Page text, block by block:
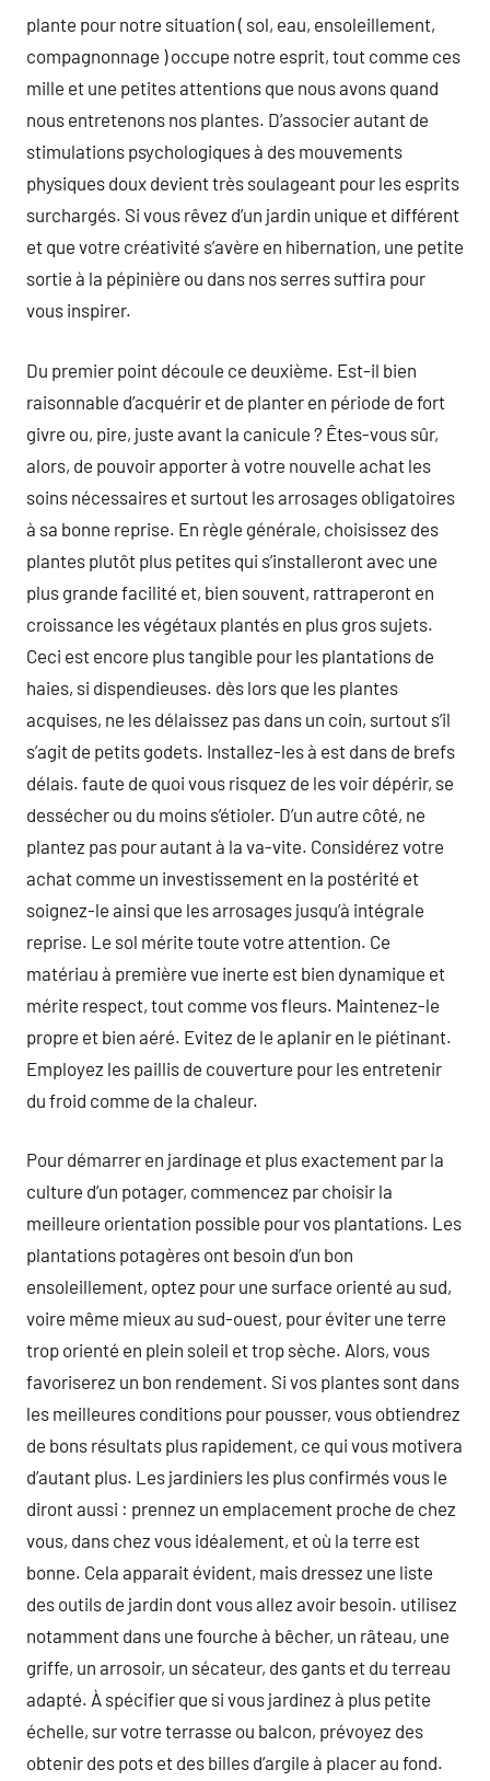
plante pour notre situation ( sol, eau, ensoleillement,
compagnonnage ) occupe notre esprit, tout comme ces
mille et une petites attentions que nous avons quand
nous entretenons nos plantes. D’associer autant de
stimulations psychologiques à des mouvements
physiques doux devient très soulageant pour les esprits
surchargés. Si vous rêvez d’un jardin unique et différent
et que votre créativité s’avère en hibernation, une petite
sortie à la pépinière ou dans nos serres suffira pour
vous inspirer.
Du premier point découle ce deuxième. Est-il bien
raisonnable d’acquérir et de planter en période de fort
givre ou, pire, juste avant la canicule ? Êtes-vous sûr,
alors, de pouvoir apporter à votre nouvelle achat les
soins nécessaires et surtout les arrosages obligatoires
à sa bonne reprise. En règle générale, choisissez des
plantes plutôt plus petites qui s’installeront avec une
plus grande facilité et, bien souvent, rattraperont en
croissance les végétaux plantés en plus gros sujets.
Ceci est encore plus tangible pour les plantations de
haies, si dispendieuses. dès lors que les plantes
acquises, ne les délaissez pas dans un coin, surtout s’il
s’agit de petits godets. Installez-les à est dans de brefs
délais. faute de quoi vous risquez de les voir dépérir, se
dessécher ou du moins s’étioler. D’un autre côté, ne
plantez pas pour autant à la va-vite. Considérez votre
achat comme un investissement en la postérité et
soignez-le ainsi que les arrosages jusqu’à intégrale
reprise. Le sol mérite toute votre attention. Ce
matériau à première vue inerte est bien dynamique et
mérite respect, tout comme vos fleurs. Maintenez-le
propre et bien aéré. Evitez de le aplanir en le piétinant.
Employez les paillis de couverture pour les entretenir
du froid comme de la chaleur.
Pour démarrer en jardinage et plus exactement par la
culture d’un potager, commencez par choisir la
meilleure orientation possible pour vos plantations. Les
plantations potagères ont besoin d’un bon
ensoleillement, optez pour une surface orienté au sud,
voire même mieux au sud-ouest, pour éviter une terre
trop orienté en plein soleil et trop sèche. Alors, vous
favoriserez un bon rendement. Si vos plantes sont dans
les meilleures conditions pour pousser, vous obtiendrez
de bons résultats plus rapidement, ce qui vous motivera
d’autant plus. Les jardiniers les plus confirmés vous le
diront aussi : prennez un emplacement proche de chez
vous, dans chez vous idéalement, et où la terre est
bonne. Cela apparait évident, mais dressez une liste
des outils de jardin dont vous allez avoir besoin. utilisez
notamment dans une fourche à bêcher, un râteau, une
griffe, un arrosoir, un sécateur, des gants et du terreau
adapté. À spécifier que si vous jardinez à plus petite
échelle, sur votre terrasse ou balcon, prévoyez des
obtenir des pots et des billes d’argile à placer au fond.